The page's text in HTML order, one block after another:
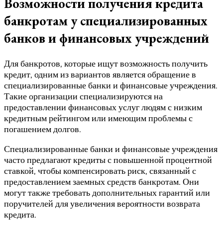
банкротам у специализированных
банков и финансовых учреждений
Для банкротов, которые ищут возможность получить
кредит, одним из вариантов является обращение в
специализированные банки и финансовые учреждения.
Такие организации специализируются на
предоставлении финансовых услуг людям с низким
кредитным рейтингом или имеющим проблемы с
погашением долгов.
Специализированные банки и финансовые учреждения
часто предлагают кредиты с повышенной процентной
ставкой, чтобы компенсировать риск, связанный с
предоставлением заемных средств банкротам. Они
могут также требовать дополнительных гарантий или
поручителей для увеличения вероятности возврата
кредита.